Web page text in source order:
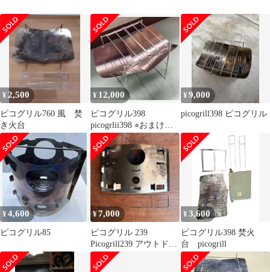
¥ 2,500
ピコグリル760 風 焚
き火台
¥ 12,000
ピコグリル398
picogrlii398 ⭐︎おまけの
ロストル(ゴトク)付⭐︎
¥9,000
picogrill398 ピコグリル
¥4,600
ピコグリル85
¥7,000
ピコグリル 239
Picogrill239 アウトドア
焚き火台
¥3,600
ピコグリル398 焚火
台 picogrill